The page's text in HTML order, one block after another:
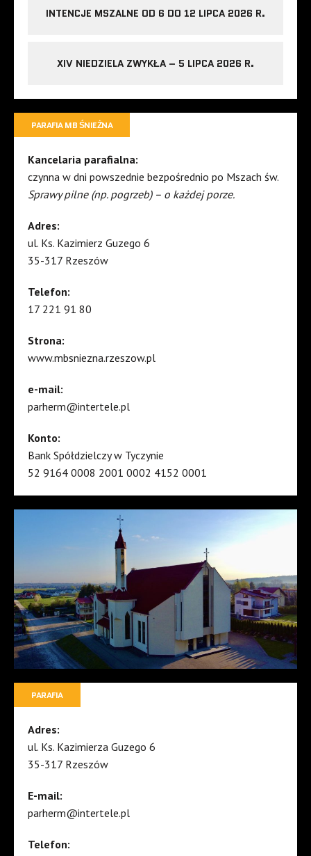
INTENCJE MSZALNE OD 6 DO 12 LIPCA 2026 R.
XIV NIEDZIELA ZWYKŁA – 5 LIPCA 2026 R.
PARAFIA MB ŚNIEŻNA
Kancelaria parafialna:
czynna w dni powszednie bezpośrednio po Mszach św.
Sprawy pilne (np. pogrzeb) – o każdej porze.
Adres:
ul. Ks. Kazimierz Guzego 6
35-317 Rzeszów
Telefon:
17 221 91 80
Strona:
www.mbsniezna.rzeszow.pl
e-mail:
parherm@intertele.pl
Konto:
Bank Spółdzielczy w Tyczynie
52 9164 0008 2001 0002 4152 0001
PARAFIA
Adres:
ul. Ks. Kazimierza Guzego 6
35-317 Rzeszów
E-mail:
parherm@intertele.pl
Telefon: